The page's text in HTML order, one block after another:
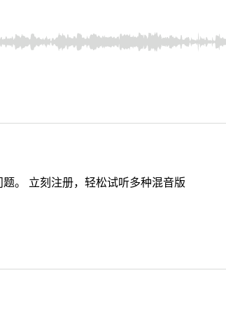
。 立刻注册，轻松试听多种混音版